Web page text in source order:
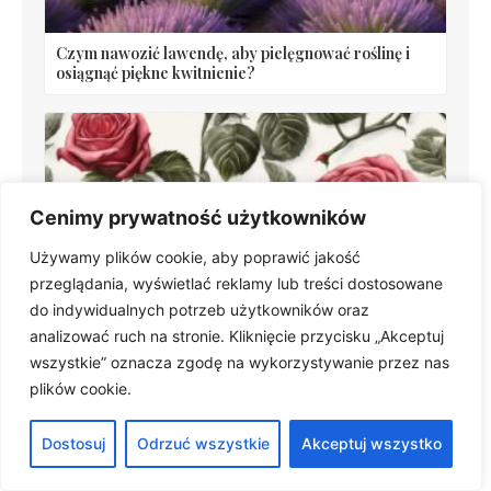
Cenimy prywatność użytkowników
Używamy plików cookie, aby poprawić jakość
przeglądania, wyświetlać reklamy lub treści dostosowane
do indywidualnych potrzeb użytkowników oraz
analizować ruch na stronie. Kliknięcie przycisku „Akceptuj
wszystkie” oznacza zgodę na wykorzystywanie przez nas
plików cookie.
Dostosuj Odrzuć wszystkie Akceptuj wszystko
Czym nawozić lawendę, aby pielęgnować roślinę i
osiągnąć piękne kwitnienie?
Przycinanie róż wielkokwiatowych — jak najlepiej
przycinać róże w ogrodzie